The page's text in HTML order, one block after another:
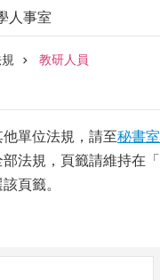
人事室
教研人員
單位法規，請至秘書
部法規，頁籤請維持在
頁籤。